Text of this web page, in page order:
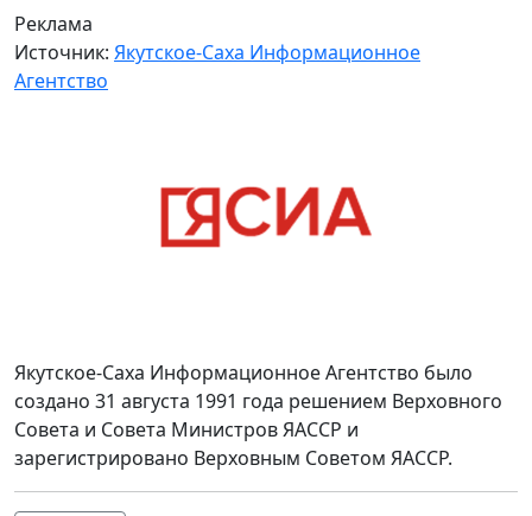
Реклама
Источник: Якутское-Саха Информационное
Агентство
Якутское-Саха Информационное Агентство было
создано 31 августа 1991 года решением Верховного
Совета и Совета Министров ЯАССР и
зарегистрировано Верховным Советом ЯАССР.